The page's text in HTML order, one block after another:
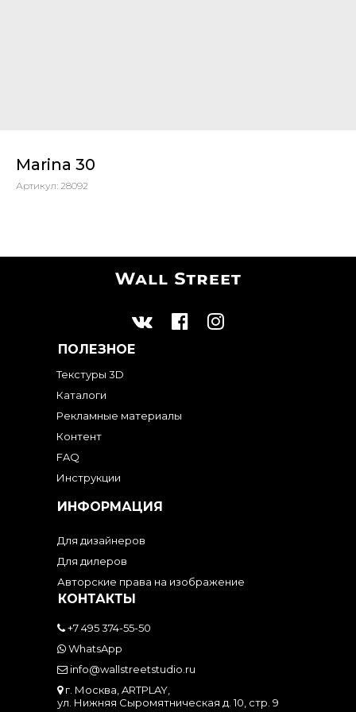
Marina 30
Артикул: 28092
ПОЛЕЗНОЕ
Текстуры 3D
Каталоги
Рекламные материалы
Контент
FAQ
Инструкции
ИНФОРМАЦИЯ
Для дизайнеров
Для дилеров
Авторские права на изображение
КОНТАКТЫ
+7 495 374-55-50
WhatsApp
info@wallstreetstudio.ru
г. Москва, ARTPLAY,
ул. Нижняя Сыромятническая д. 10, стр. 9